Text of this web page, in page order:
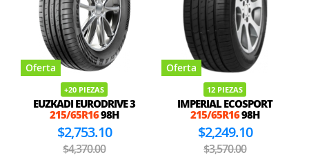
Oferta
+20 PIEZAS
EUZKADI EURODRIVE 3
215/65R1698H
$2,753.10
$4,370.00
Oferta
12 PIEZAS
IMPERIAL ECOSPORT
215/65R1698H
$2,249.10
$3,570.00